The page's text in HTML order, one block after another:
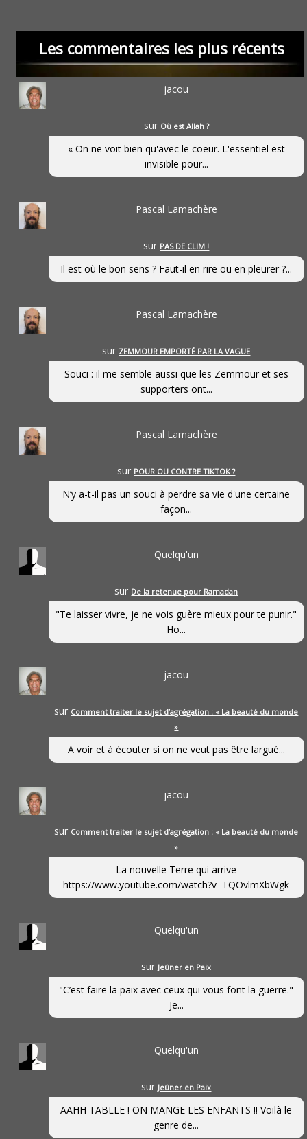
Les commentaires les plus récents
jacou
sur Où est Allah ?
« On ne voit bien qu'avec le coeur. L'essentiel est
invisible pour...
Pascal Lamachère
sur PAS DE CLIM !
Il est où le bon sens ? Faut-il en rire ou en pleurer ?...
Pascal Lamachère
sur ZEMMOUR EMPORTÉ PAR LA VAGUE
Souci : il me semble aussi que les Zemmour et ses
supporters ont...
Pascal Lamachère
sur POUR OU CONTRE TIKTOK ?
N’y a-t-il pas un souci à perdre sa vie d'une certaine
façon...
Quelqu'un
sur De la retenue pour Ramadan
"Te laisser vivre, je ne vois guère mieux pour te punir."
Ho...
jacou
sur Comment traiter le sujet d’agrégation : « La beauté du monde
»
A voir et à écouter si on ne veut pas être largué...
jacou
sur Comment traiter le sujet d’agrégation : « La beauté du monde
»
La nouvelle Terre qui arrive
https://www.youtube.com/watch?v=TQOvlmXbWgk
Quelqu'un
sur Jeûner en Paix
"C’est faire la paix avec ceux qui vous font la guerre."
Je...
Quelqu'un
sur Jeûner en Paix
AAHH TABLLE ! ON MANGE LES ENFANTS !! Voilà le
genre de...